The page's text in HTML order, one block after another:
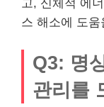
고, 신체적 에
스 해소에 도움
Q3: 명
관리를